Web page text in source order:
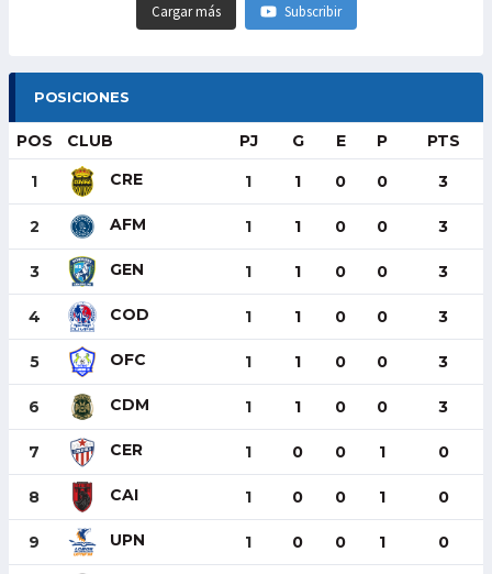
Cargar más Subscribir
POSICIONES
POS CLUB PJ G E P PTS
1 CRE 1 1 0 0 3
2 AFM 1 1 0 0 3
3 GEN 1 1 0 0 3
4 COD 1 1 0 0 3
5 OFC 1 1 0 0 3
6 CDM 1 1 0 0 3
7 CER 1 0 0 1 0
8 CAI 1 0 0 1 0
9 UPN 1 0 0 1 0